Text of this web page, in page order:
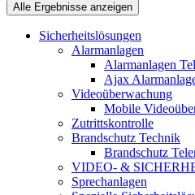
Alle Ergebnisse anzeigen
Sicherheitslösungen
Alarmanlagen
Alarmanlagen
Ajax
Videoüberwachung
Mobile
Zutrittskontrolle
Brandschutz Technik
Brandschutz
VIDEO- &
Sprechanlagen